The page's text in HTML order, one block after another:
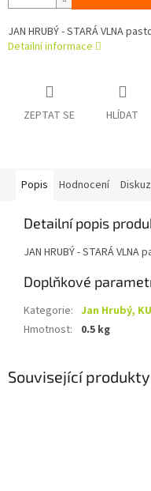
JAN HRUBÝ - STARÁ VLNA
Detailní informace
ZEPTAT SE HLÍDAT
Popis Hodnocení
Detailní popis
JAN HRUBÝ - STARÁ VLNA
Doplňkové
Kategorie: Jan Hrubý,
Hmotnost: 0.5 kg
Související produkty